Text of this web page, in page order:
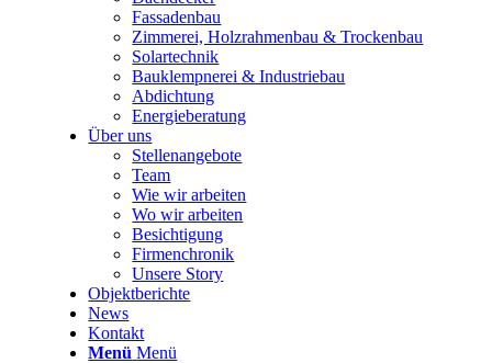
Fassadenbau
Zimmerei, Holzrahmenbau & Trockenbau
Solartechnik
Bauklempnerei & Industriebau
Abdichtung
Energieberatung
Über uns
Stellenangebote
Team
Wie wir arbeiten
Wo wir arbeiten
Besichtigung
Firmenchronik
Unsere Story
Objektberichte
News
Kontakt
Menü Menü